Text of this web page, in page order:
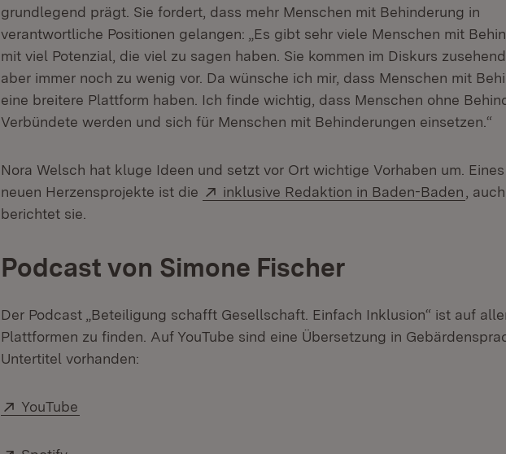
grundlegend prägt. Sie fordert, dass mehr Menschen mit Behinderung in
verantwortliche Positionen gelangen: „Es gibt sehr viele Menschen mit
mit viel Potenzial, die viel zu sagen haben. Sie kommen im Diskurs
aber immer noch zu wenig vor. Da wünsche ich mir, dass Menschen mit
eine breitere Plattform haben. Ich finde wichtig, dass Menschen ohne
Verbündete werden und sich für Menschen mit Behinderungen einsetzen.“
Nora Welsch hat kluge Ideen und setzt vor Ort wichtige Vorhaben um.
neuen Herzensprojekte ist die
Extern:
inklusive Redaktion in Baden-Baden
,
berichtet sie.
Podcast von Simone Fischer
Der Podcast „Beteiligung schafft Gesellschaft. Einfach Inklusion“ ist auf
Plattformen zu finden. Auf YouTube sind eine Übersetzung in
Untertitel vorhanden:
Extern:
YouTube